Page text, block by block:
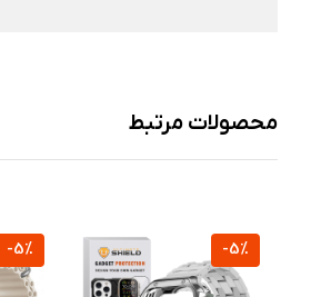
محصولات مرتبط
-5%
-5%